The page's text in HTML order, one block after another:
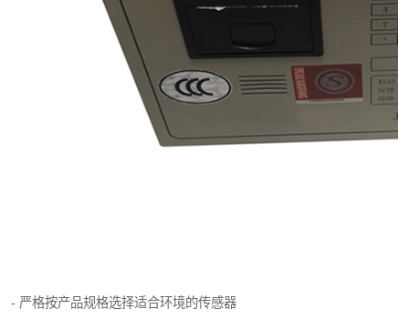
- 严格按产品规格选择适合环境的传感器